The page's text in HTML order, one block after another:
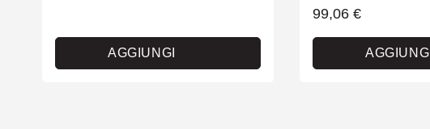
AGGIUNGI
99,06 €
AGGIUNGI